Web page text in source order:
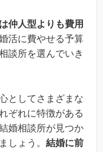
仲人型よりも費用
活に費やせる予算
談所を選んでいき
としてさまざまな
ぞれに特徴がある
婚相談所が見つか
しょう。 結婚に前